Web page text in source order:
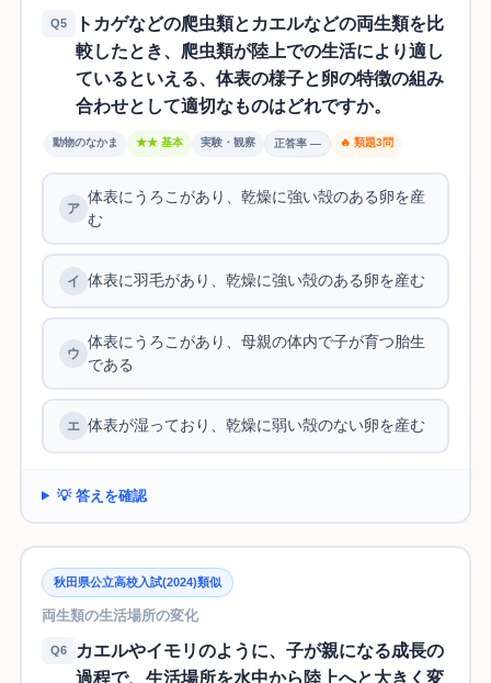
Q5
トカゲなどの爬虫類とカエルなどの両生類を比
較したとき、爬虫類が陸上での生活により適し
ているといえる、体表の様子と卵の特徴の組み
合わせとして適切なものはどれですか。
動物のなかま ★★ 基本 実験・観察 正答率 — 🔥 類題3問
体表にうろこがあり、乾燥に強い殻のある卵を産
む
体表に羽毛があり、乾燥に強い殻のある卵を産む
体表にうろこがあり、母親の体内で子が育つ胎生
である
体表が湿っており、乾燥に弱い殻のない卵を産む
💡 答えを確認
秋田県公立高校入試(2024)類似
両生類の生活場所の変化
Q6
カエルやイモリのように、子が親になる成長の
過程で、生活場所を水中から陸上へと大きく変